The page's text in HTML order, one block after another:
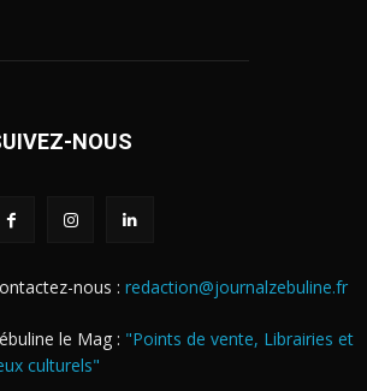
NOUS
nous : redaction@journalzebuline.fr
le Mag : "Points de vente, Librairies et
culturels"